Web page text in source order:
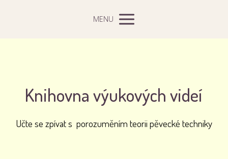
MENU
Knihovna výukových videí
Učte se zpívat s porozuměním teorii pěvecké techniky